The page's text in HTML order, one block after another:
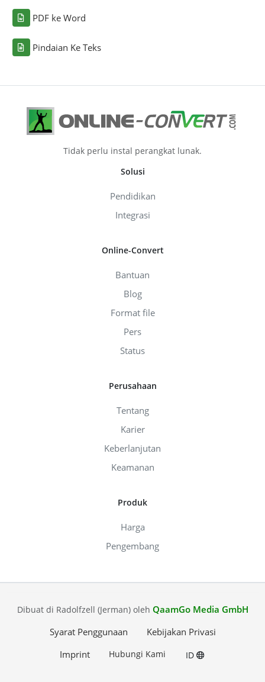
PDF ke Word
Pindaian Ke Teks
Tidak perlu instal perangkat lunak.
Solusi
Pendidikan
Integrasi
Online-Convert
Bantuan
Blog
Format file
Pers
Status
Perusahaan
Tentang
Karier
Keberlanjutan
Keamanan
Produk
Harga
Pengembang
Dibuat di Radolfzell (Jerman) oleh QaamGo Media GmbH
Syarat Penggunaan
Kebijakan Privasi
Imprint
Hubungi Kami ID